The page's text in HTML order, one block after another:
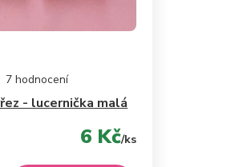
7 hodnocení
- lucernička malá
6 Kč/ks